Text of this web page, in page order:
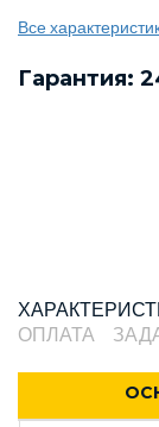
Все
Гарантия:
ОПЛАТА